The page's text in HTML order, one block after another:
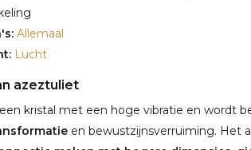
Allemaal
Lucht
azeztuliet
kristal met een hoge vibratie en wordt
en bewustzijnsverruiming. Het